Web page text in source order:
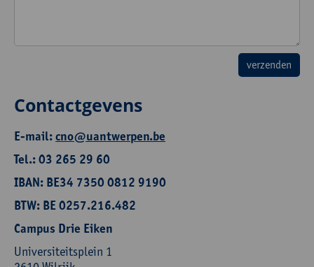
Contactgevens
E-mail:cno@uantwerpen.be
Tel.: 03 265 29 60
IBAN: BE34 7350 0812 9190
BTW: BE 0257.216.482
Campus Drie Eiken
Universiteitsplein 1